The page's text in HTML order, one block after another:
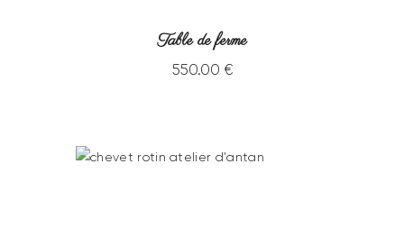
Table de ferme
550.00 €